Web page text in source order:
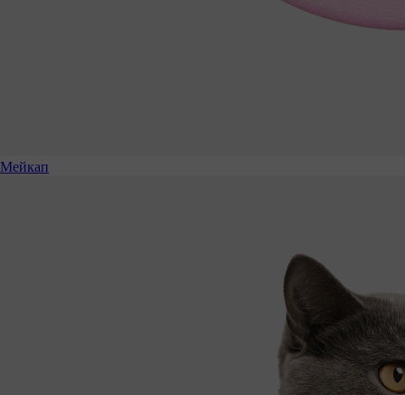
Мейкап